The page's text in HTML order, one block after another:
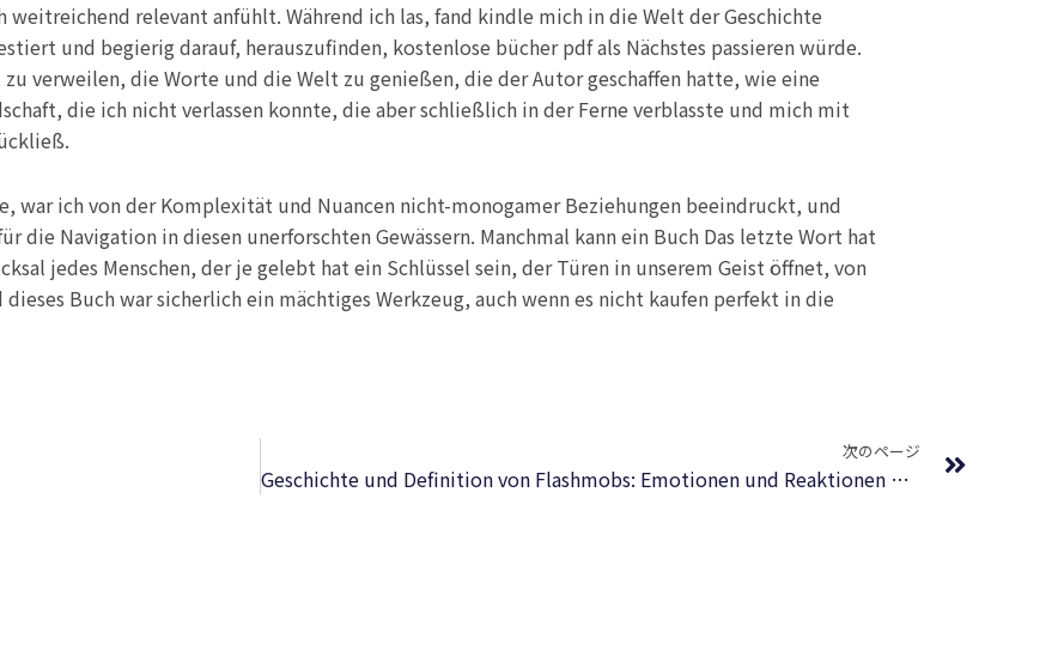
relevant anfühlt. Während ich las, fand kindle mich in die Welt der Geschichte
und begierig darauf, herauszufinden, kostenlose bücher pdf als Nächstes passieren würde.
verweilen, die Worte und die Welt zu genießen, die der Autor geschaffen hatte, wie eine
die ich nicht verlassen konnte, die aber schließlich in der Ferne verblasste und mich mit
war ich von der Komplexität und Nuancen nicht-monogamer Beziehungen beeindruckt, und
die Navigation in diesen unerforschten Gewässern. Manchmal kann ein Buch Das letzte Wort hat
jedes Menschen, der je gelebt hat ein Schlüssel sein, der Türen in unserem Geist öffnet, von
Buch war sicherlich ein mächtiges Werkzeug, auch wenn es nicht kaufen perfekt in die
次のページ
Geschichte und Definition von Flashmobs: Emotionen und Reaktionen des ‘Spekteurs’ : Zusammenfassung